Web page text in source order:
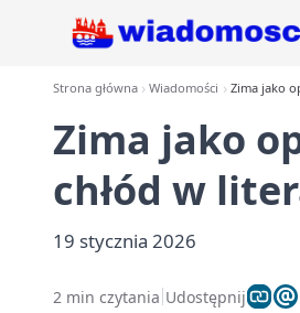
Strona główna Wiadomości Zima jako
Zima jako
chłód w
19 stycznia 2026
2 min czytania Udostępnij